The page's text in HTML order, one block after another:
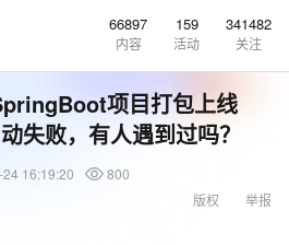
66897
内容
159
活动
341482
关注
项目打包上线
失败，有人遇到过吗？
16:19:20
800
举报
版权